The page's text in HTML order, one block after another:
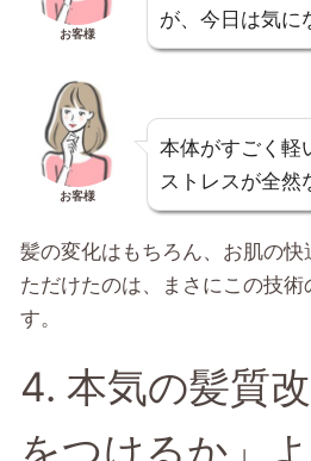
お客様
が、今日は気に
お客様
本体がすごく軽
ストレスが全然
髪の変化はもちろん、お肌の
ただけたのは、まさにこの技
す。
4. 本気の髪質
をつけるか」